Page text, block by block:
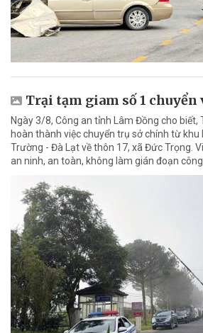
Trại tạm giam số 1 chuyển
Ngày 3/8, Công an tỉnh Lâm Đồng cho biết,
hoàn thành việc chuyển trụ sở chính từ khu
Trường - Đà Lạt về thôn 17, xã Đức Trọng.
an ninh, an toàn, không làm gián đoạn